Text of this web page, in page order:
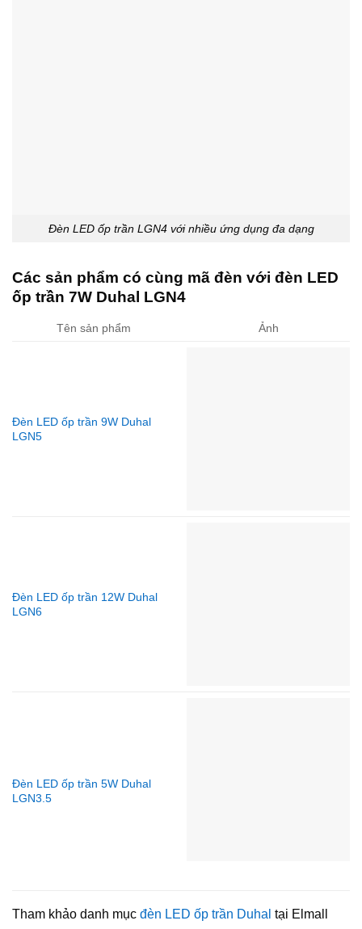
Đèn LED ốp trần LGN4 với nhiều ứng dụng đa dạng
Các sản phẩm có cùng mã đèn với đèn LED
ốp trần 7W Duhal LGN4
Tên sản phẩm Ảnh
Đèn LED ốp trần 9W Duhal
LGN5
Đèn LED ốp trần 12W Duhal
LGN6
Đèn LED ốp trần 5W Duhal
LGN3.5
Tham khảo danh mục đèn LED ốp trần Duhal tại Elmall